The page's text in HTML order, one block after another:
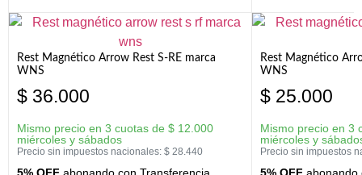
Rest Magnético Arrow Rest S-RE marca
WNS
$ 36.000
Mismo precio en 3 cuotas de $ 12.000
miércoles y sábados
Precio sin impuestos nacionales: $ 28.440
Rest Magnético
WNS
$ 25.000
Mismo precio en 3
miércoles y
Precio sin impuestos